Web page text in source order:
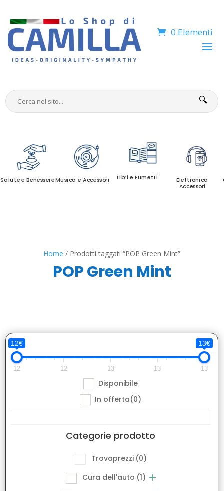
0 Elementi
🔍
Salute e BenessereMusica e Accessori Libri e Fumetti
Elettronica
Accessori
Home / Prodotti taggati “POP Green Mint”
POP Green Mint
12€ 13€
12 12 13 13 13
Disponibile
In offerta(0)
Categorie prodotto
Trovaprezzi (0)
Cura dell'auto (1)